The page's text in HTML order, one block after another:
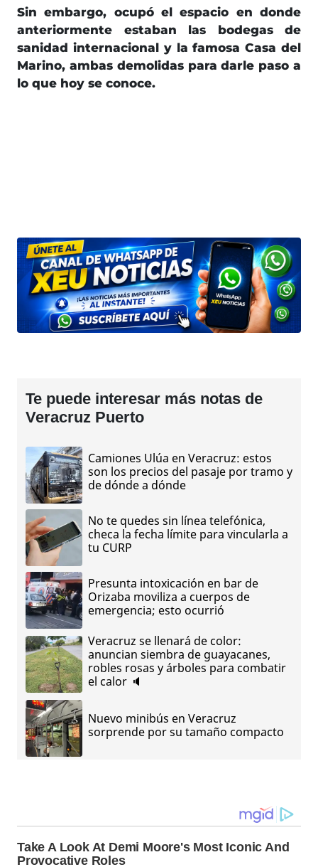
Sin embargo, ocupó el espacio en donde
anteriormente estaban las bodegas de
sanidad internacional y la famosa Casa del
Marino, ambas demolidas para darle paso a
lo que hoy se conoce.
Te puede interesar más notas de
Veracruz Puerto
Camiones Ulúa en Veracruz: estos
son los precios del pasaje por tramo y
de dónde a dónde
No te quedes sin línea telefónica,
checa la fecha límite para vincularla a
tu CURP
Presunta intoxicación en bar de
Orizaba moviliza a cuerpos de
emergencia; esto ocurrió
Veracruz se llenará de color:
anuncian siembra de guayacanes,
robles rosas y árboles para combatir
el calor 🔈
Nuevo minibús en Veracruz
sorprende por su tamaño compacto